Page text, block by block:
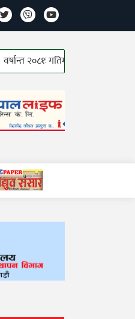
गतिमा ऊर्जा क्षेत्र!